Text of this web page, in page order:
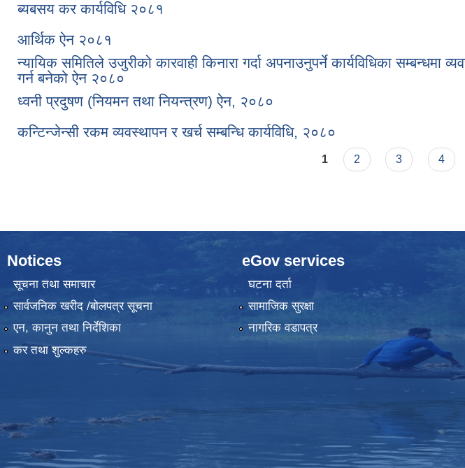
ब्यबसय कर कार्यविधि २०८१
आर्थिक ऐन २०८१
न्यायिक समितिले उजुरीको कारवाही किनारा गर्दा अपनाउनुपर्ने कार्यविधिका सम्बन्धमा
गर्न बनेको ऐन २०८०
ध्वनी प्रदुषण (नियमन तथा नियन्त्रण) ऐन, २०८०
कन्टिन्जेन्सी रकम व्यवस्थापन र खर्च सम्बन्धि कार्यविधि, २०८०
1 2 3 4
Notices
सूचना तथा समाचार
सार्वजनिक खरीद /बोलपत्र सूचना
एन, कानुन तथा निर्देशिका
कर तथा शुल्कहरु
eGov services
घटना दर्ता
सामाजिक सुरक्षा
नागरिक वडापत्र